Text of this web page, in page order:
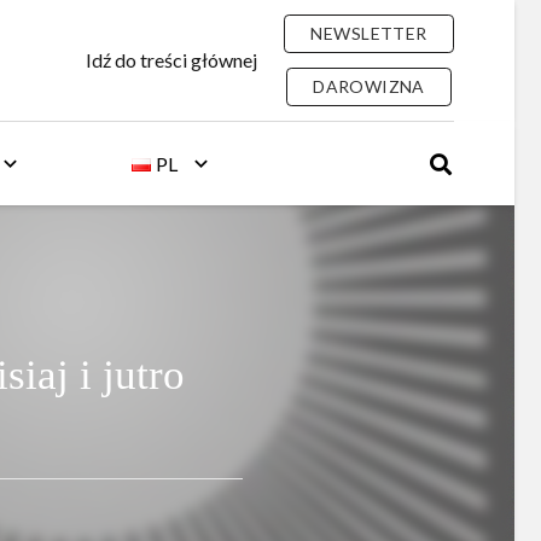
Idź do treści głównej
NEWSLETTER
DAROWIZNA
PL
i jutro